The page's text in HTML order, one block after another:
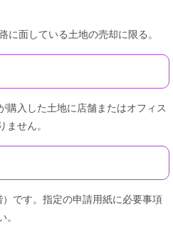
面している土地の売却に限る。
購入した土地に店舗またはオフィス
ません。
です。指定の申請用紙に必要事項